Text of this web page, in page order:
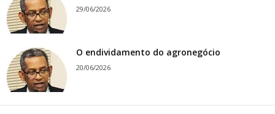
29/06/2026
O endividamento do agronegócio
20/06/2026